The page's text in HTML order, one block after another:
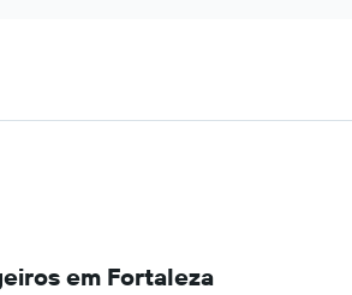
em Fortaleza